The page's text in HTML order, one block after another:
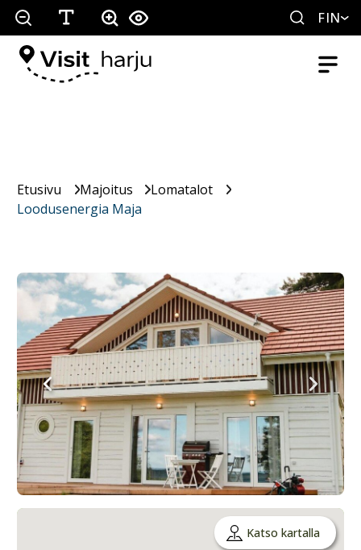
FIN
Etusivu Majoitus
Lomatalot
Loodusenergia Maja
Katso kartalla